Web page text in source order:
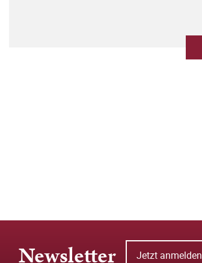
Newsletter Jetzt anmelden